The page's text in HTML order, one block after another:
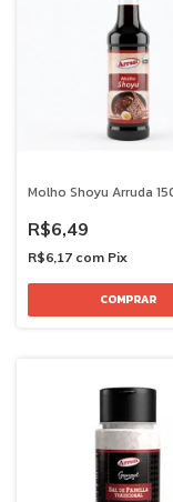
Molho Shoyu Arruda
R$6,49
R$6,17 com Pix